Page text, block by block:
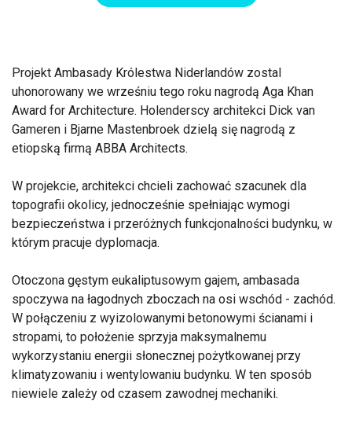
Projekt Ambasady Królestwa Niderlandów zostal
uhonorowany we wrześniu tego roku nagrodą Aga Khan
Award for Architecture. Holenderscy architekci Dick van
Gameren i Bjarne Mastenbroek dzielą się nagrodą z
etiopską firmą ABBA Architects.
W projekcie, architekci chcieli zachować szacunek dla
topografii okolicy, jednocześnie spełniając wymogi
bezpieczeństwa i przeróżnych funkcjonalności budynku, w
którym pracuje dyplomacja.
Otoczona gęstym eukaliptusowym gajem, ambasada
spoczywa na łagodnych zboczach na osi wschód - zachód.
W połączeniu z wyizolowanymi betonowymi ścianami i
stropami, to położenie sprzyja maksymalnemu
wykorzystaniu energii słonecznej pożytkowanej przy
klimatyzowaniu i wentylowaniu budynku. W ten sposób
niewiele zależy od czasem zawodnej mechaniki.